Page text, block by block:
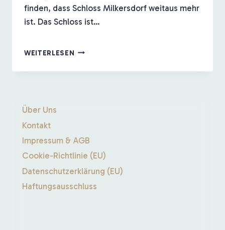
finden, dass Schloss Milkersdorf weitaus mehr
ist. Das Schloss ist…
WEITERLESEN ARSAMATORIA
SCHLOSS
Über Uns
Kontakt
Impressum & AGB
Cookie-Richtlinie (EU)
Datenschutzerklärung (EU)
Haftungsausschluss